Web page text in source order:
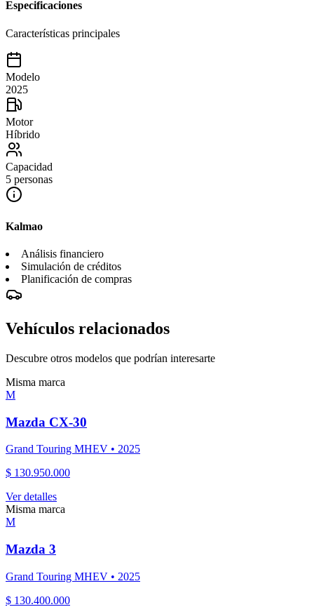
Especificaciones
Características principales
Modelo
2025
Motor
Híbrido
Capacidad
5 personas
Kalmao
Análisis financiero
Simulación de créditos
Planificación de compras
Vehículos relacionados
Descubre otros modelos que podrían interesarte
Misma marca
M
Mazda CX-30
Grand Touring MHEV • 2025
$ 130.950.000
Ver detalles
Misma marca
M
Mazda 3
Grand Touring MHEV • 2025
$ 130.400.000